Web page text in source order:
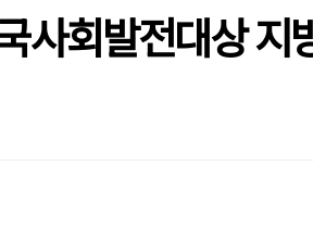
사회발전대상 지